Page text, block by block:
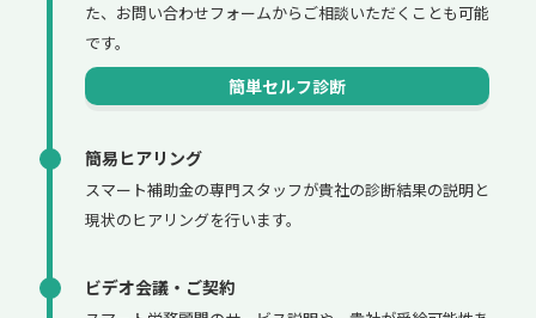
た、お問い合わせフォームからご相談いただくことも可能
です。
簡単セルフ診断
簡易ヒアリング
スマート補助金の専門スタッフが貴社の診断結果の説明と
現状のヒアリングを行います。
ビデオ会議・ご契約